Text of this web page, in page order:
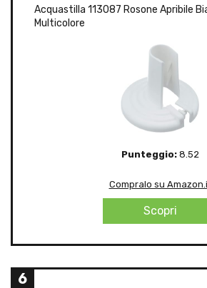
Acquastilla 113087 Rosone Apribile
Multicolore
Punteggio: 8.52
Compralo su
Scopri
6